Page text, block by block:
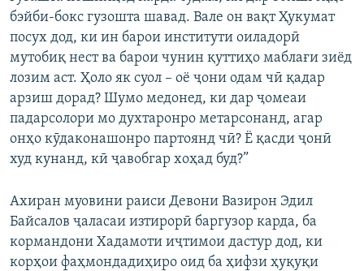
бэйби-бокс гузошта шавад. Вале он вақт Ҳукумат
посух дод, ки ин барои институти оиладорӣ
мутобиқ нест ва барои чунин қуттиҳо маблағи зиёд
лозим аст. Ҳоло як суол – оё ҷони одам чӣ қадар
арзиш дорад? Шумо медонед, ки дар ҷомеаи
падарсолори мо духтаронро метарсонанд, агар
онҳо кӯдаконашонро партоянд чӣ? Ё қасди ҷонӣ
худ кунанд, кӣ ҷавобгар хоҳад буд?”
Ахиран муовини раиси Девони Вазирон Эдил
Байсалов ҷаласаи изтирорӣ баргузор карда, ба
кормандони Хадамоти иҷтимои дастур дод, ки
корҳои фаҳмондадиҳиро оид ба ҳифзи ҳуқуқи